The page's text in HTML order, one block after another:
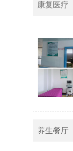
康复医疗
养生餐厅